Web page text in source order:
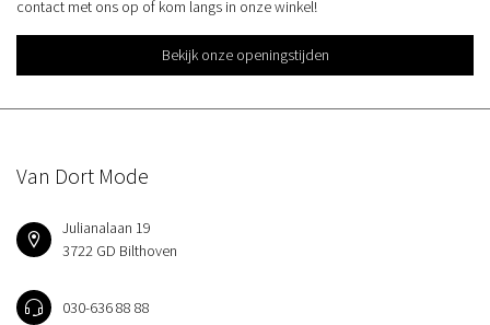
contact met ons op of kom langs in onze winkel!
Bekijk onze openingstijden
Van Dort Mode
Julianalaan 19
3722 GD Bilthoven
030-636 88 88